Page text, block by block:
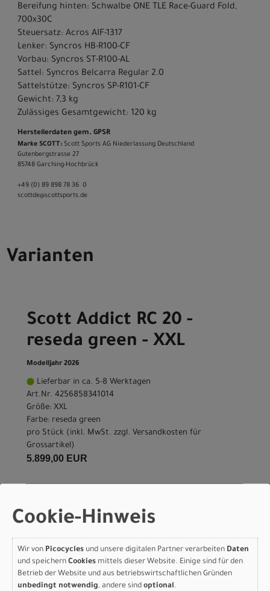
Bereifung hinten: Schwalbe ONE TLE Race-Guard Fold,
700x30C
Steuersatz: Acros AIF-1317
Lenker: Syncros HB-R100-CF
Vorbau: Syncros ST-R100-AL
Sattel: Syncros Belcarra Regular 2.0
Sattelstütze: Syncros SP-R101-CF
Gewicht: 7,3 kg
Zulässiges Gesamtgewicht: 120 kg
Herstellerdaten gem. GPSR
Marke SCOTT: Scott Sports AG Niederlassung Deutschland
Gutenbergstrasse 27
85748 Garching-­Hochbrück
+49 (0) 89 898 78 36 ­ 0
scott­de@scott­sports.de
Varianten
Scott Addict RC 20 -
reseda green - XXL
Modelljahr 2026
Lieferbar in ca. 5-8 Werktagen
Art.Nr. 4256858341014
Größe: XXL
Farbe: reseda green
pro Stück (inkl. MwSt. zzgl. Versandkosten für
Grossartikel)
5.899,00 EUR
Scott Addict RC 20 -
reseda green - XXS
Modelljahr 2026
Cookie-Hinweis
Wir von Picocycles und unsere digitalen Partner verarbeiten Daten
und speichern Cookies mittels dieser Website. Einige sind für den
Betrieb der Website und aus betriebswirtschaftlichen Gründen
unbedingt notwendig, andere sind optional.